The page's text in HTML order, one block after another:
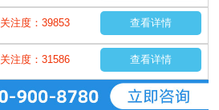
关注度：39853 查看详情
关注度：31586 查看详情